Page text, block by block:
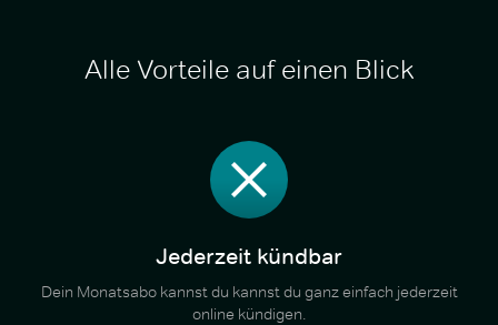
Alle Vorteile auf einen Blick
Jederzeit kündbar
Dein Monatsabo kannst du kannst du ganz einfach jederzeit
online kündigen.